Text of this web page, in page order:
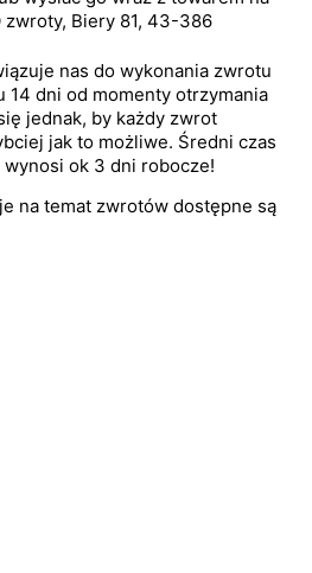
zwroty, Biery 81, 43-386
nas do wykonania zwrotu
14 dni od momenty otrzymania
jednak, by każdy zwrot
jak to możliwe. Średni czas
ok 3 dni robocze!
na temat zwrotów dostępne są